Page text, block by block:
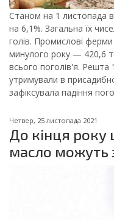
Станом на 1 листопада в
на 6,1%. Загальна їх
голів. Промислові
минулого року — 420,6
всього поголів'я. Решта
утримували в
зафіксувала падіння
Четвер, 25 листопада 2021
До кінця року
масло можуть